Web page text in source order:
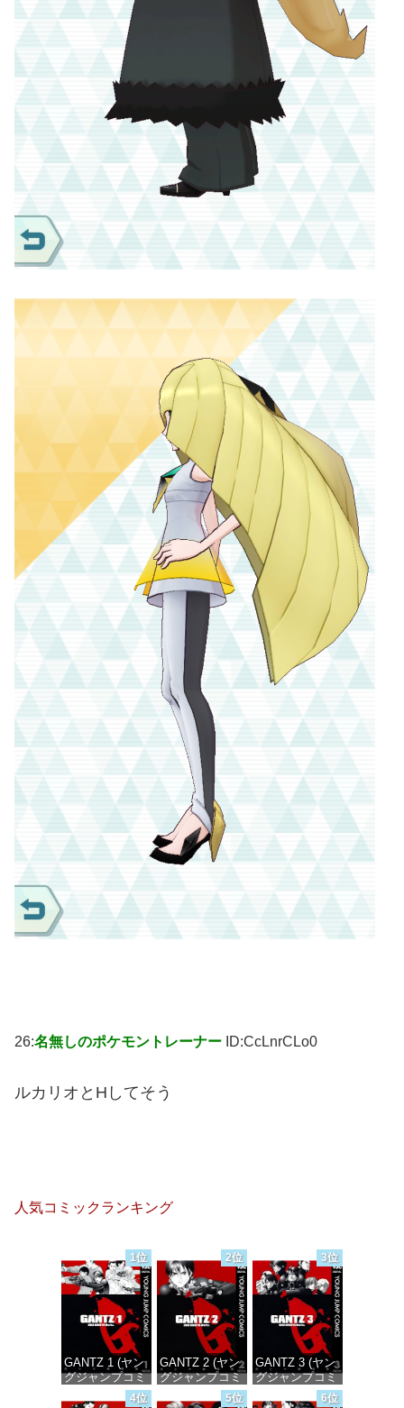
26:名無しのポケモントレーナー ID:CcLnrCLo0
ルカリオとHしてそう
人気コミックランキング
1位
GANTZ 1 (ヤン
グジャンプコミ
ックスDIGITAL)
2位
GANTZ 2 (ヤン
グジャンプコミ
ックスDIGITAL)
3位
GANTZ 3 (ヤン
グジャンプコミ
ックスDIGITAL)
4位 5位 6位